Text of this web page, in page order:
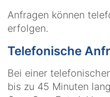
Anfragen können
erfolgen.
Telefonische
Bei einer
bis zu 45 Minuten